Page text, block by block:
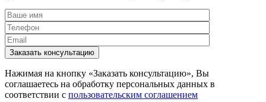
Заказать консультацию
Нажимая на кнопку «Заказать консультацию», Вы
соглашаетесь на обработку персональных данных в
соответствии с пользовательским соглашением